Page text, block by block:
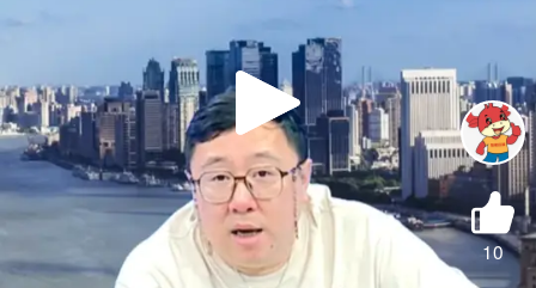
Play
Video
10